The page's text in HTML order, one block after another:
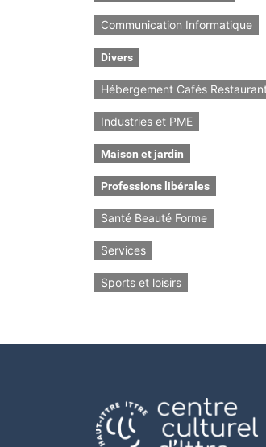
Communication Informatique
Divers
Hébergement Cafés
Industries et PME
Maison et jardin
Professions libérales
Santé Beauté Forme
Services
Sports et loisirs